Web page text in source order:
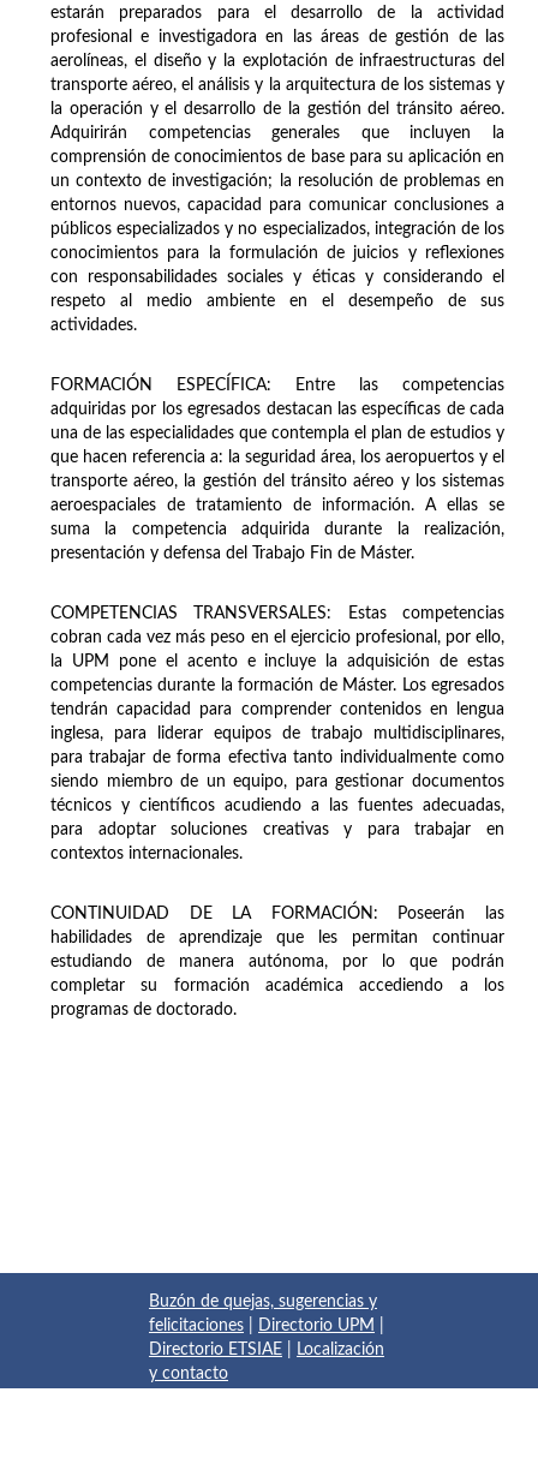
estarán preparados para el desarrollo de la actividad
profesional e investigadora en las áreas de gestión de las
aerolíneas, el diseño y la explotación de infraestructuras del
transporte aéreo, el análisis y la arquitectura de los sistemas y
la operación y el desarrollo de la gestión del tránsito aéreo.
Adquirirán competencias generales que incluyen la
comprensión de conocimientos de base para su aplicación en
un contexto de investigación; la resolución de problemas en
entornos nuevos, capacidad para comunicar conclusiones a
públicos especializados y no especializados, integración de los
conocimientos para la formulación de juicios y reflexiones
con responsabilidades sociales y éticas y considerando el
respeto al medio ambiente en el desempeño de sus
actividades.
FORMACIÓN ESPECÍFICA: Entre las competencias
adquiridas por los egresados destacan las específicas de cada
una de las especialidades que contempla el plan de estudios y
que hacen referencia a: la seguridad área, los aeropuertos y el
transporte aéreo, la gestión del tránsito aéreo y los sistemas
aeroespaciales de tratamiento de información. A ellas se
suma la competencia adquirida durante la realización,
presentación y defensa del Trabajo Fin de Máster.
COMPETENCIAS TRANSVERSALES: Estas competencias
cobran cada vez más peso en el ejercicio profesional, por ello,
la UPM pone el acento e incluye la adquisición de estas
competencias durante la formación de Máster. Los egresados
tendrán capacidad para comprender contenidos en lengua
inglesa, para liderar equipos de trabajo multidisciplinares,
para trabajar de forma efectiva tanto individualmente como
siendo miembro de un equipo, para gestionar documentos
técnicos y científicos acudiendo a las fuentes adecuadas,
para adoptar soluciones creativas y para trabajar en
contextos internacionales.
CONTINUIDAD DE LA FORMACIÓN: Poseerán las
habilidades de aprendizaje que les permitan continuar
estudiando de manera autónoma, por lo que podrán
completar su formación académica accediendo a los
programas de doctorado.
Buzón de quejas, sugerencias y
felicitaciones
Directorio UPM
Directorio ETSIAE
Localización
y contacto